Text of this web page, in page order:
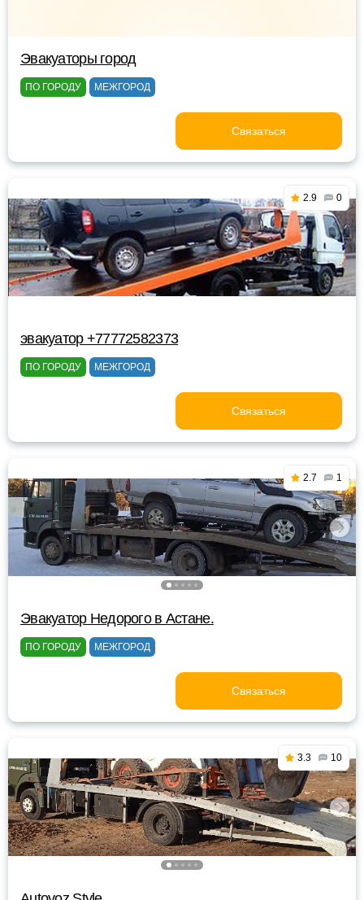
Эвакуаторы город
ПО ГОРОДУ МЕЖГОРОД
Связаться
2.9 0
эвакуатор +77772582373
ПО ГОРОДУ МЕЖГОРОД
Связаться
2.7 1
Эвакуатор Недорого в Астане.
ПО ГОРОДУ МЕЖГОРОД
Связаться
3.3 10